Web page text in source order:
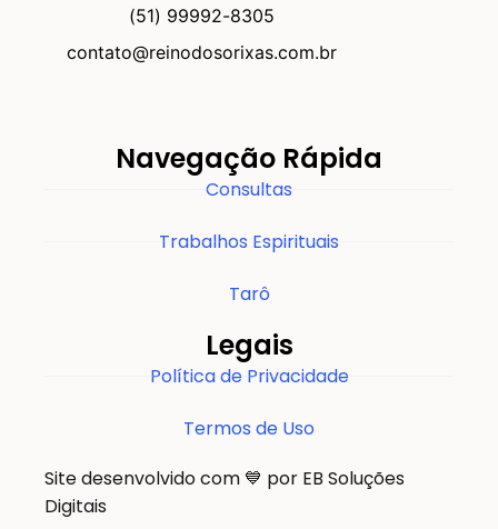
(51) 99992-8305
contato@reinodosorixas.com.br
Navegação Rápida
Consultas
Trabalhos Espirituais
Tarô
Legais
Política de Privacidade
Termos de Uso
Site desenvolvido com 💙 por EB Soluções
Digitais